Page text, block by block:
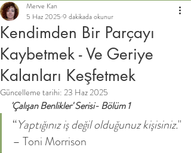
Kendimden Bir Parçayı
Kaybetmek - Ve Geriye
Kalanları Keşfetmek
Merve Kan
5 Haz 2025 9 dakikada okunur
Güncelleme tarihi: 23 Haz 2025
'Çalışan Benlikler' Serisi- Bölüm 1
“Yaptığınız iş değil olduğunuz kişisiniz."
– Toni Morrison